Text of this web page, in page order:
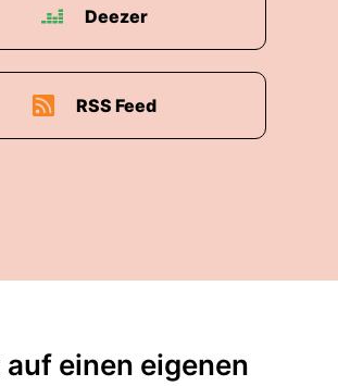
Deezer
RSS Feed
auf einen eigenen